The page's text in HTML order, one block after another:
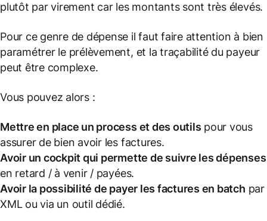
plutôt par virement car les montants sont très élevés.
Pour ce genre de dépense il faut faire attention à bien
paramétrer le prélèvement, et la traçabilité du payeur
peut être complexe.
Vous pouvez alors :
Mettre en place un process et des outils pour vous
assurer de bien avoir les factures.
Avoir un cockpit qui permette de suivre les dépenses
en retard / à venir / payées.
Avoir la possibilité de payer les factures en batch par
XML ou via un outil dédié.